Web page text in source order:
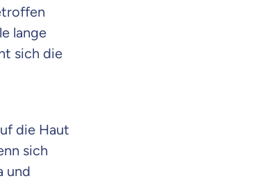
lange
sich die
die Haut
sich
und